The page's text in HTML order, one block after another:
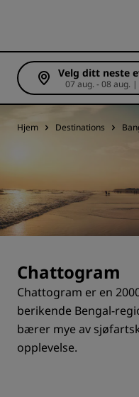
Velg ditt neste
Hjem Destinations
Chattogram
Chattogram er en
berikende Bengal-
bærer mye av
opplevelse.